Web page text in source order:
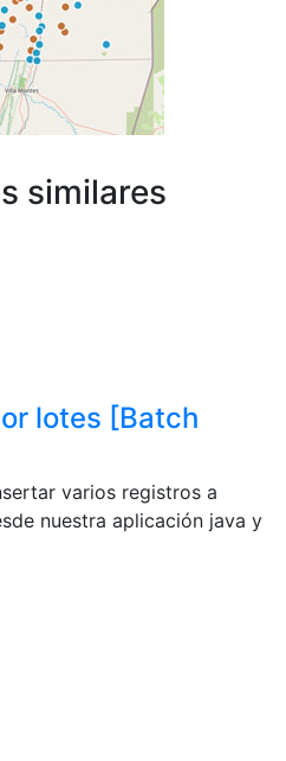
similares
lotes [Batch
varios registros a
nuestra aplicación java y